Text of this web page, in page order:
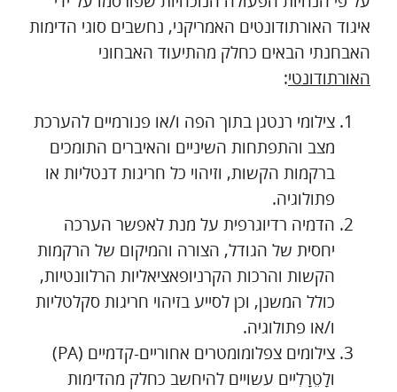
איגוד האורתודונטים האמריקני, נחשבים סוגי הדימות
האבחנתי הבאים כחלק מהתיעוד האבחוני
האורתודונטי:
צילומי רנטגן בתוך הפה ו/או פנורמיים להערכת
מצב והתפתחות השיניים והאיברים התומכים
ברקמות הקשות, וזיהוי כל חריגות דנטליות או
פתולוגיה.
הדמיה רדיוגרפית על מנת לאפשר הערכה
יחסית של הגודל, הצורה והמיקום של הרקמות
הקשות והרכות הקרניופאציאליות הרלוונטיות,
כולל המשנן, וכן לסייע בזיהוי חריגות סקלטליות
ו/או פתולוגיה.
צילומים צפלומומטרים אחוריים-קדמיים (PA)
ולָטֵרָלִיים עשויים להיחשב כחלק מהדימות